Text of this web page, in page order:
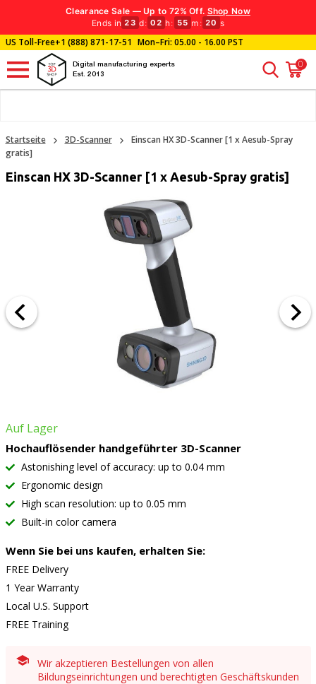
Clearance Sale — Up to 72% Off. Shop Now
Ends in 23 d: 02 h: 55 m : 19 s
US Toll-Free+1 (888) 871-17-51 Mon–Fri: 05.00 - 16.00 PST
Digital manufacturing experts
Est. 2013
0
Startseite 3D-Scanner
Einscan HX 3D-Scanner [1 x Aesub-Spray
gratis]
Einscan HX 3D-Scanner [1 x Aesub-Spray gratis]
Auf Lager
Hochauflösender handgeführter 3D-Scanner
Astonishing level of accuracy: up to 0.04 mm
Ergonomic design
High scan resolution: up to 0.05 mm
Built-in color camera
Wenn Sie bei uns kaufen, erhalten Sie:
FREE Delivery
1 Year Warranty
Local U.S. Support
FREE Training
Wir akzeptieren Bestellungen von allen
Bildungseinrichtungen und berechtigten Geschäftskunden